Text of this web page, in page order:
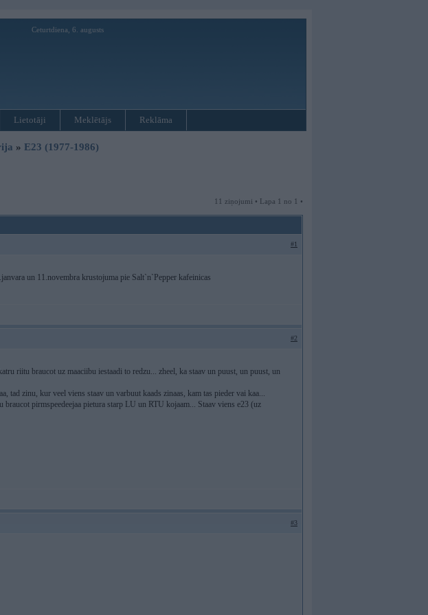
Ceturtdiena, 6. augusts
Lietotāji Meklētājs Reklāma
» E23 (1977-1986)
11 ziņojumi • Lapa 1 no 1 •
#1
un 11.novembra krustojuma pie Salt`n`Pepper kafeinicas
#2
riitu braucot uz maaciibu iestaadi to redzu... zheel, ka staav un puust, un puust, un
tad zinu, kur veel viens staav un varbuut kaads zinaas, kam tas pieder vai kaa...
braucot pirmspeedeejaa pietura starp LU un RTU kojaam... Staav viens e23 (uz
#3